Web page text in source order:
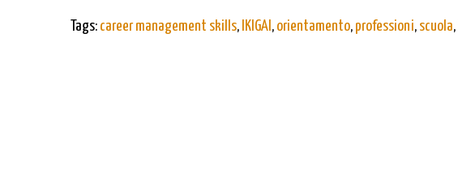
Tags: career management skills, IKIGAI , orientamento, professioni, scuola,